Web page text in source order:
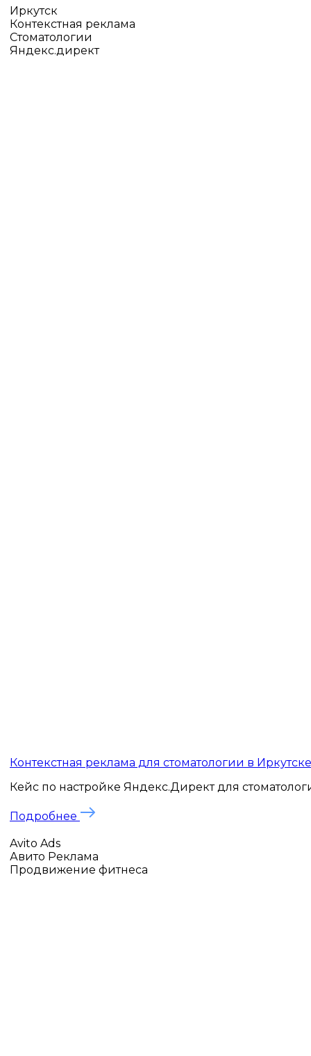
Иркутск
Контекстная реклама
Стоматологии
Яндекс.директ
Контекстная реклама для стоматологии в
Кейс по настройке Яндекс.Директ для
Подробнее
Avito Ads
Авито Реклама
Продвижение фитнеса